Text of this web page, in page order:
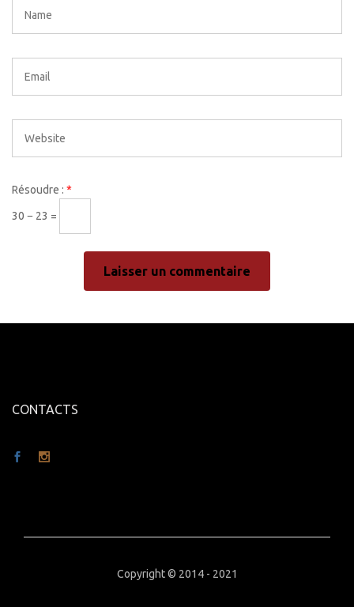
Résoudre : *
30 − 23 =
CONTACTS
Copyright © 2014 - 2021